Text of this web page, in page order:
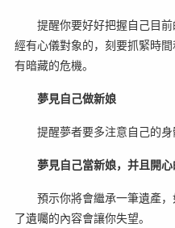
提醒你要好好把握自己目
經有心儀對象的，刻要抓緊時
有暗藏的危機。
夢見自己做新娘
提醒夢者要多注意自己的身
夢見自己當新娘，并且開
預示你將會繼承一筆遺產
了遺囑的內容會讓你失望。